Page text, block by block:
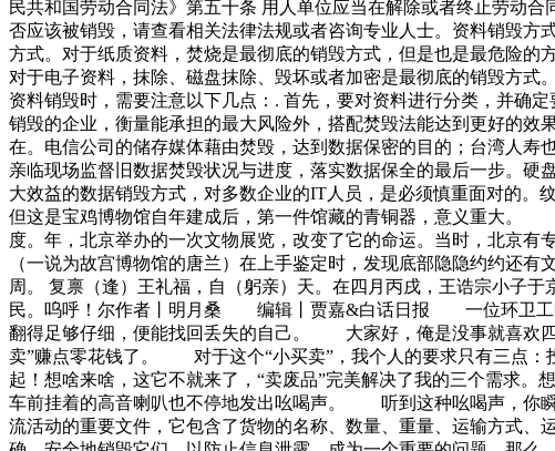
民共和国劳动合同法》第五十条 用人单位应当在解除或者终止劳动
否应该被销毁，请查看相关法律法规或者咨询专业人士。资料销毁
方式。对于纸质资料，焚烧是最彻底的销毁方式，但是也是最危险的
对于电子资料，抹除、磁盘抹除、毁坏或者加密是最彻底的销毁方
资料销毁时，需要注意以下几点：. 首先，要对资料进行分类，并确
销毁的企业，衡量能承担的最大风险外，搭配焚毁法能达到更好的
在。电信公司的储存媒体藉由焚毁，达到数据保密的目的；台湾人
亲临现场监督旧数据焚毁状况与进度，落实数据保全的最后一步。
大效益的数据销毁方式，对多数企业的IT人员，是必须慎重面对的。
但这是宝鸡博物馆自年建成后，第一件馆藏的青铜器，意义重大
度。年，北京举办的一次文物展览，改变了它的命运。当时，北京
（一说为故宫博物馆的唐兰）在上手鉴定时，发现底部隐隐约约还
周。 复禀（逢）王礼福，自（躬亲）天。在四月丙戌，王诰宗小子
民。呜呼！尔作者丨明月桑 编辑丨贾嘉&白话日报 一位环卫工阿
翻得足够仔细，便能找回丢失的自己。 大家好，俺是没事就喜欢四
卖”赚点零花钱了。 对于这个“小买卖”，我个人的要求只有三点
起！想啥来啥，这它不就来了，“卖废品”完美解决了我的三个需求
车前挂着的高音喇叭也不停地发出吆喝声。 听到这种吆喝声，你
流活动的重要文件，它包含了货物的名称、数量、重量、运输方式